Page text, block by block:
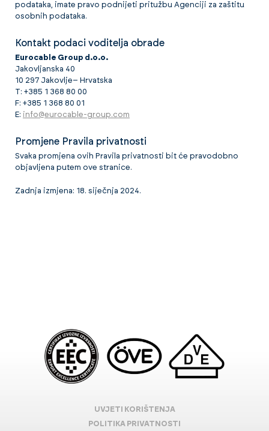
podataka, imate pravo podnijeti pritužbu Agenciji za zaštitu
osobnih podataka.
Kontakt podaci voditelja obrade
Eurocable Group d.o.o.
Jakovljanska 40
10 297 Jakovlje– Hrvatska
T: +385 1 368 80 00
F: +385 1 368 80 01
E: info@eurocable-group.com
Promjene Pravila privatnosti
Svaka promjena ovih Pravila privatnosti bit će pravodobno
objavljena putem ove stranice.
Zadnja izmjena: 18. siječnja 2024.
UVJETI KORIŠTENJA
POLITIKA PRIVATNOSTI